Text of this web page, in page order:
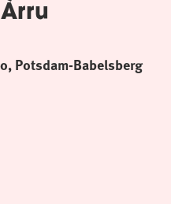
Potsdam-Babelsberg